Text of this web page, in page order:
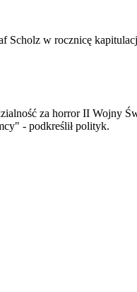
Scholz w rocznicę
za horror II Wojny
- podkreślił polityk.